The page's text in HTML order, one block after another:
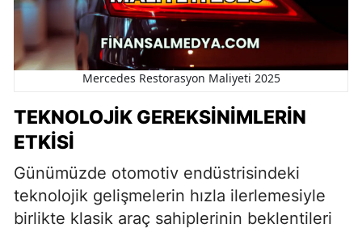
Mercedes Restorasyon Maliyeti 2025
TEKNOLOJIK GEREKSINIMLERIN
ETKISI
Günümüzde otomotiv endüstrisindeki
teknolojik gelişmelerin hızla ilerlemesiyle
birlikte klasik araç sahiplerinin beklentileri